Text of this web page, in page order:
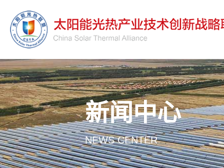
新闻中心
NEWS CENTER